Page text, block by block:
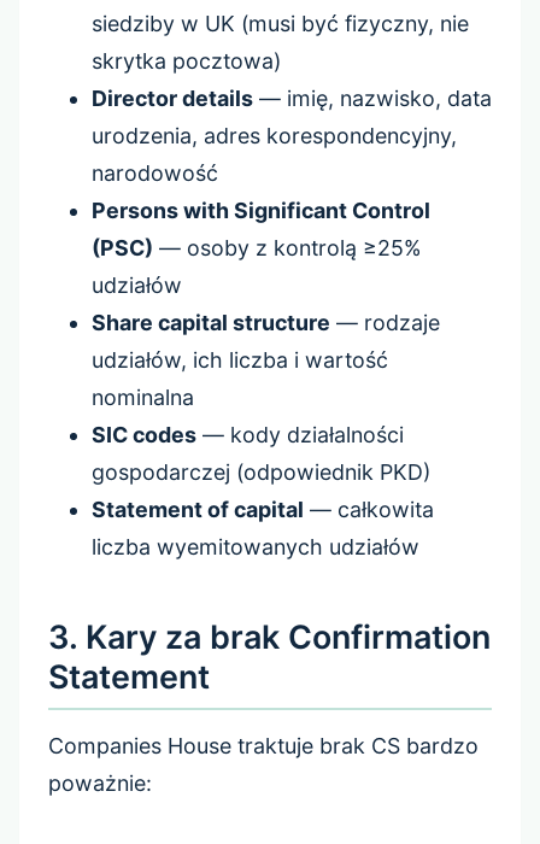
siedziby w UK (musi być fizyczny, nie
skrytka pocztowa)
Director details— imię, nazwisko, data
urodzenia, adres korespondencyjny,
narodowość
Persons with Significant Control
(PSC) — osoby z kontrolą ≥25%
udziałów
Share capital structure — rodzaje
udziałów, ich liczba i wartość
nominalna
SIC codes— kody działalności
gospodarczej (odpowiednik PKD)
Statement of capital — całkowita
liczba wyemitowanych udziałów
3. Kary za brak Confirmation
Statement
Companies House traktuje brak CS bardzo
poważnie: